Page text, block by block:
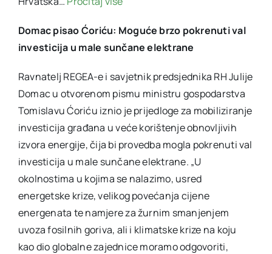
Domac pisao Ćoriću: Moguće brzo pokrenuti val
investicija u male sunčane elektrane
Ravnatelj REGEA-e i savjetnik predsjednika RH Julije
Domac u otvorenom pismu ministru gospodarstva
Tomislavu Ćoriću iznio je prijedloge za mobiliziranje
investicija građana u veće korištenje obnovljivih
izvora energije, čija bi provedba mogla pokrenuti val
investicija u male sunčane elektrane. „U
okolnostima u kojima se nalazimo, usred
energetske krize, velikog povećanja cijene
energenata te namjere za žurnim smanjenjem
uvoza fosilnih goriva, ali i klimatske krize na koju
kao dio globalne zajednice moramo odgovoriti,